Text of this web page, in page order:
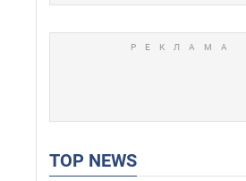
TOP NEWS